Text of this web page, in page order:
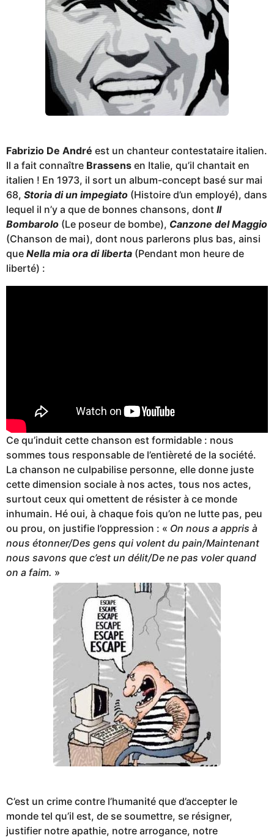
Fabrizio De André est un chanteur contestataire italien.
Il a fait connaître Brassens en Italie, qu’il chantait en
italien ! En 1973, il sort un album-concept basé sur mai
68, Storia di un impegiato (Histoire d’un employé), dans
lequel il n’y a que de bonnes chansons, dont Il
Bombarolo (Le poseur de bombe), Canzone del Maggio
(Chanson de mai), dont nous parlerons plus bas, ainsi
que Nella mia ora di liberta (Pendant mon heure de
liberté) :
Ce qu’induit cette chanson est formidable : nous
sommes tous responsable de l’entièreté de la société.
La chanson ne culpabilise personne, elle donne juste
cette dimension sociale à nos actes, tous nos actes,
surtout ceux qui omettent de résister à ce monde
inhumain. Hé oui, à chaque fois qu’on ne lutte pas, peu
ou prou, on justifie l’oppression : « On nous a appris à
nous étonner/Des gens qui volent du pain/Maintenant
nous savons que c’est un délit/De ne pas voler quand
on a faim. »
C’est un crime contre l’humanité que d’accepter le
monde tel qu’il est, de se soumettre, se résigner,
justifier notre apathie, notre arrogance, notre